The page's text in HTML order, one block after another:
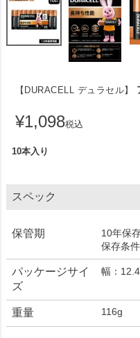
【DURACELL デュラセル】
¥1,098税込
10本入り
スペック
保管期
10年保
保存条
パッケージサイ
ズ
幅：
重量 116g